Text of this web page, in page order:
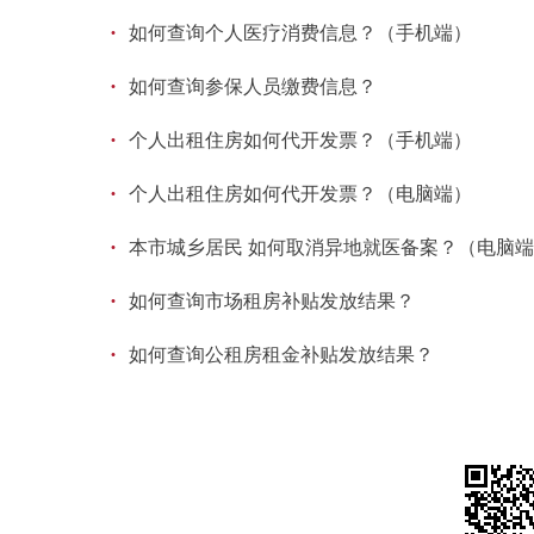
· 如何查询个人医疗消费信息？（手机端）
· 如何查询参保人员缴费信息？
· 个人出租住房如何代开发票？（手机端）
· 个人出租住房如何代开发票？（电脑端）
· 本市城乡居民 如何取消异地就医备案？（电脑
· 如何查询市场租房补贴发放结果？
· 如何查询公租房租金补贴发放结果？